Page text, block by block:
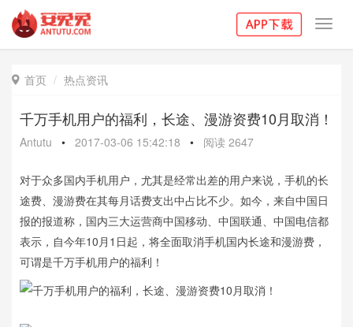
 首页 热点资讯
千万手机用户的福利，长途、漫游资费10月取消！
Antutu • 2017-03-06 15:42:18 • 阅读 2647
对于众多国内手机用户，尤其是经常出差的用户来说，手机的长
途费、漫游费在其每月话费支出中占比不少。如今，来自中国日
报的报道称，国内三大运营商中国移动、中国联通、中国电信都
表示，自今年10月1日起，将全面取消手机国内长途和漫游费，
可谓是千万手机用户的福利！